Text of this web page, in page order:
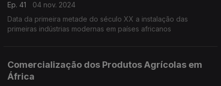
Ep. 41
04 nov. 2024
Data da primeira metade do século XX a instalação das
primeiras indústrias modernas em países africanos
Comercialização dos Produtos Agrícolas em
África